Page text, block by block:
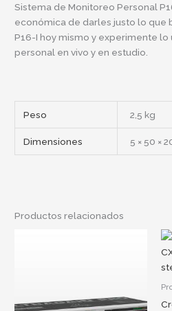
Sistema de Monitoreo Personal
económica de darles justo lo que
P16-I hoy mismo y experimente
personal en vivo y en estudio.
Peso 2,5 kg
Dimensiones 5 × 50 ×
Productos relacionados